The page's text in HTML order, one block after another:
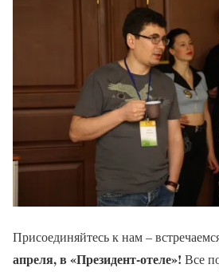
Присоединяйтесь к нам –
апреля, в «Президент-отеле»! Все